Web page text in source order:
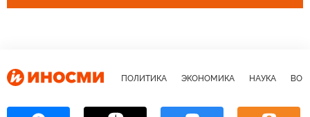
ПОЛИТИКА ЭКОНОМИКА НАУКА